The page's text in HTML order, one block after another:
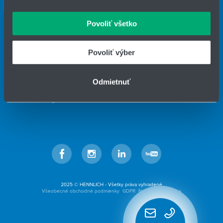
keď ste používali ich služby.
Povoliť všetko
Povoliť výber
Odmietnuť
Rýchly
kontakt
Kontaktný formulár
IČO: 31344500
filtracia@hennlich.sk
2025 © HENNLICH - Všetky práva vyhradené
Všeobecné obchodné podmienky GDPR Nastavenia cookies
FacebookInstagramLinkedIn YouTube